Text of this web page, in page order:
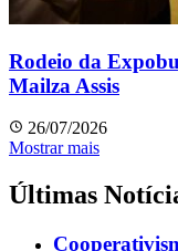
Rodeio da
Mailza Assis
26/07/2026
Mostrar mais
Últimas